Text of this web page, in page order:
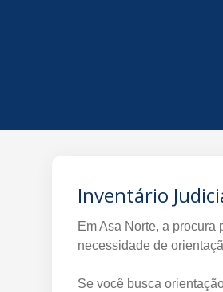
Inventário
Em Asa Norte, a
necessidade de
Se você busca